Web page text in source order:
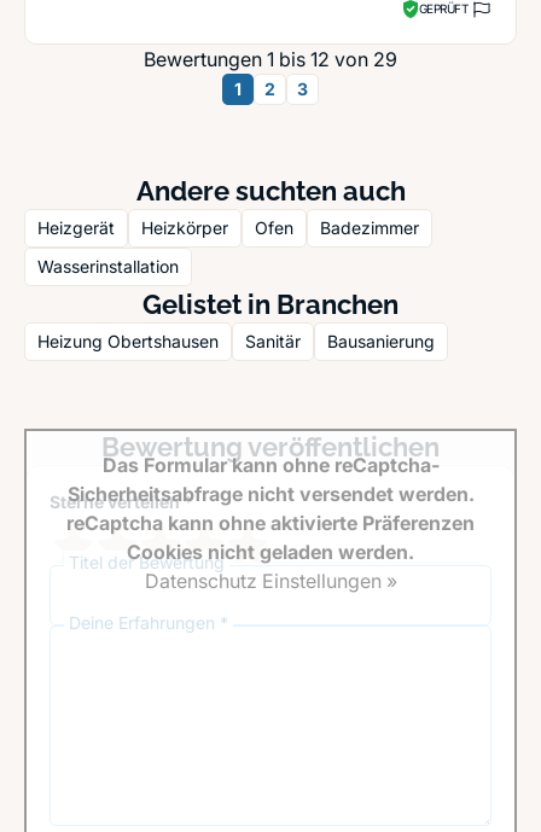
GEPRÜFT
Bewertungen 1 bis 12 von 29
1 2 3
Andere suchten auch
Heizgerät Heizkörper Ofen
Badezimmer
Wasserinstallation
Gelistet in Branchen
Heizung Obertshausen Sanitär Bausanierung
Bewertung veröffentlichen
Sterne verteilen *
Titel der Bewertung
Deine Erfahrungen *
Das Formular kann ohne reCaptcha-
Sicherheitsabfrage nicht versendet werden.
reCaptcha kann ohne aktivierte Präferenzen
Cookies nicht geladen werden.
Datenschutz Einstellungen »